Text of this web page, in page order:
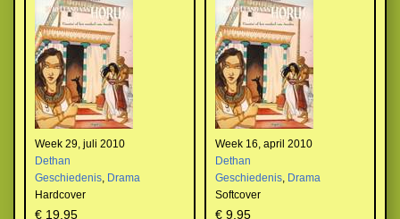
Week 29, juli 2010
Dethan
Geschiedenis, Drama
Hardcover
€ 19,95
Week 16, april 2010
Dethan
Geschiedenis, Drama
Softcover
€ 9,95